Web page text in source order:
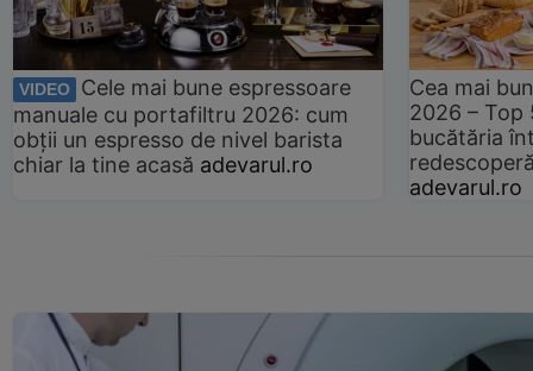
VIDEO
Cele mai bune espressoare
manuale cu portafiltru 2026: cum
obții un espresso de nivel barista
chiar la tine acasă adevarul.ro
Cea mai
2026 –
bucătăria
adevarul.ro